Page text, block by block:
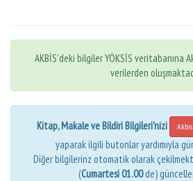
AKBİS'deki bilgiler YÖKSİS veritabanına
verilerden
Kitap, Makale ve Bildiri Bilgileri'nizi
yaparak ilgili butonlar yardımıyla
Diğer bilgilerinz otomatik olarak
(Cumartesi 01.00de)